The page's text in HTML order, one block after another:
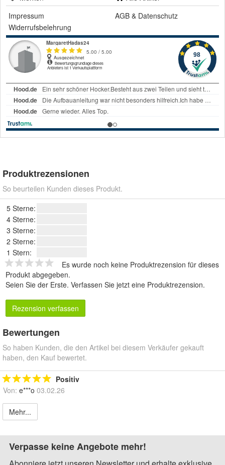
Impressum
AGB & Datenschutz
Widerrufsbelehrung
Produktrezensionen
So beurteilen Kunden dieses Produkt.
5 Sterne:
4 Sterne:
3 Sterne:
2 Sterne:
1 Stern:
Es wurde noch keine Produktrezension für dieses
Produkt abgegeben.
Seien Sie der Erste. Verfassen Sie jetzt eine Produktrezension.
Rezension verfassen
Bewertungen
So haben Kunden, die den Artikel bei diesem Verkäufer gekauft
haben, den Kauf bewertet.
Positiv
Von: e***o 03.02.26
Mehr...
Verpasse keine Angebote mehr!